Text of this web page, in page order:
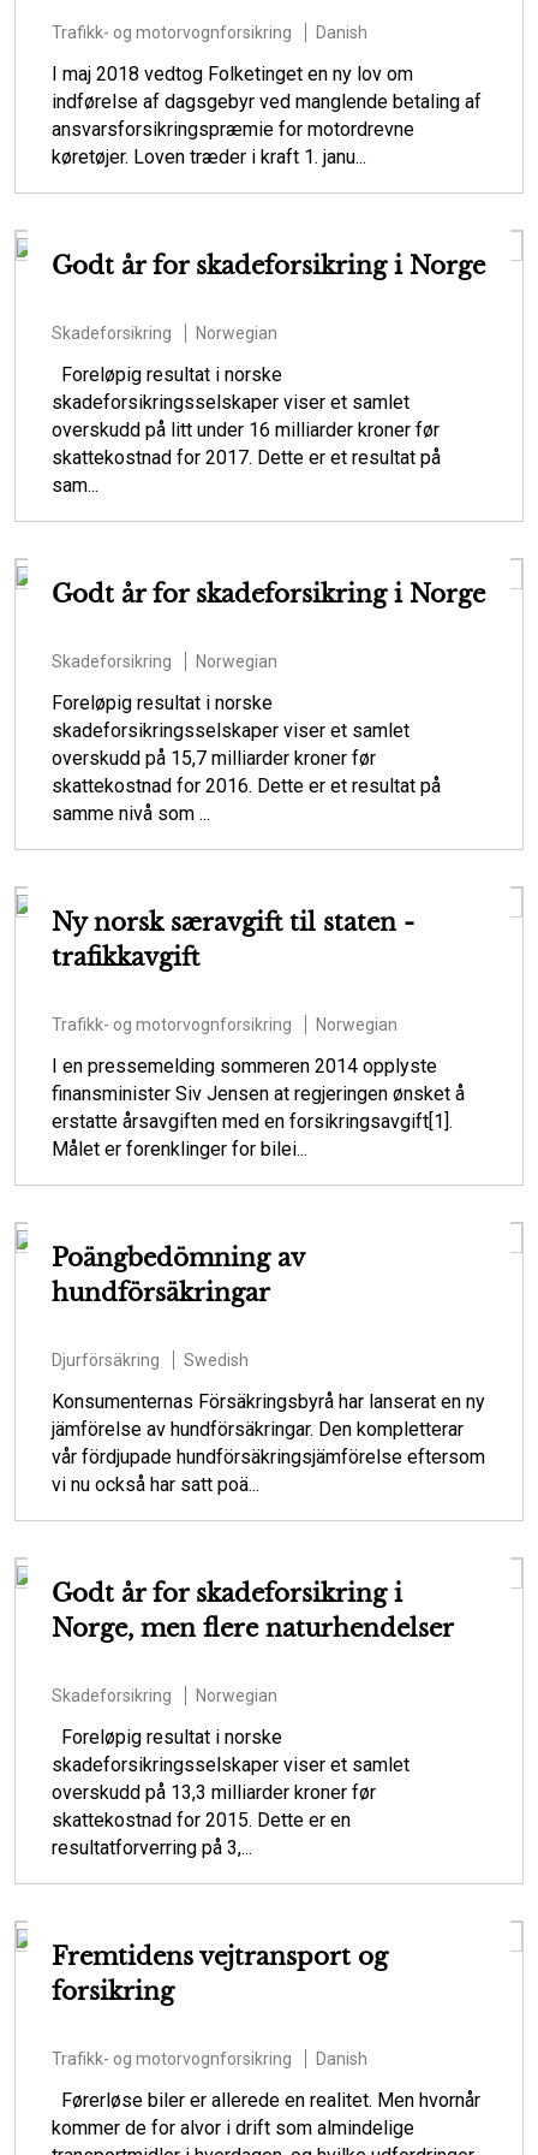
Trafikk- og motorvognforsikring Danish
I maj 2018 vedtog Folketinget en ny lov om
indførelse af dagsgebyr ved manglende betaling af
ansvarsforsikringspræmie for motordrevne
køretøjer. Loven træder i kraft 1. janu...
Godt år for skadeforsikring i Norge
Skadeforsikring Norwegian
Foreløpig resultat i norske
skadeforsikringsselskaper viser et samlet
overskudd på litt under 16 milliarder kroner før
skattekostnad for 2017. Dette er et resultat på
sam...
Godt år for skadeforsikring i Norge
Skadeforsikring Norwegian
Foreløpig resultat i norske
skadeforsikringsselskaper viser et samlet
overskudd på 15,7 milliarder kroner før
skattekostnad for 2016. Dette er et resultat på
samme nivå som ...
Ny norsk særavgift til staten -
trafikkavgift
Trafikk- og motorvognforsikring Norwegian
I en pressemelding sommeren 2014 opplyste
finansminister Siv Jensen at regjeringen ønsket å
erstatte årsavgiften med en forsikringsavgift[1].
Målet er forenklinger for bilei...
Poängbedömning av
hundförsäkringar
Djurförsäkring Swedish
Konsumenternas Försäkringsbyrå har lanserat en ny
jämförelse av hundförsäkringar. Den kompletterar
vår fördjupade hundförsäkringsjämförelse eftersom
vi nu också har satt poä...
Godt år for skadeforsikring i
Norge, men flere naturhendelser
Skadeforsikring Norwegian
Foreløpig resultat i norske
skadeforsikringsselskaper viser et samlet
overskudd på 13,3 milliarder kroner før
skattekostnad for 2015. Dette er en
resultatforverring på 3,...
Fremtidens vejtransport og
forsikring
Trafikk- og motorvognforsikring Danish
Førerløse biler er allerede en realitet. Men hvornår
kommer de for alvor i drift som almindelige